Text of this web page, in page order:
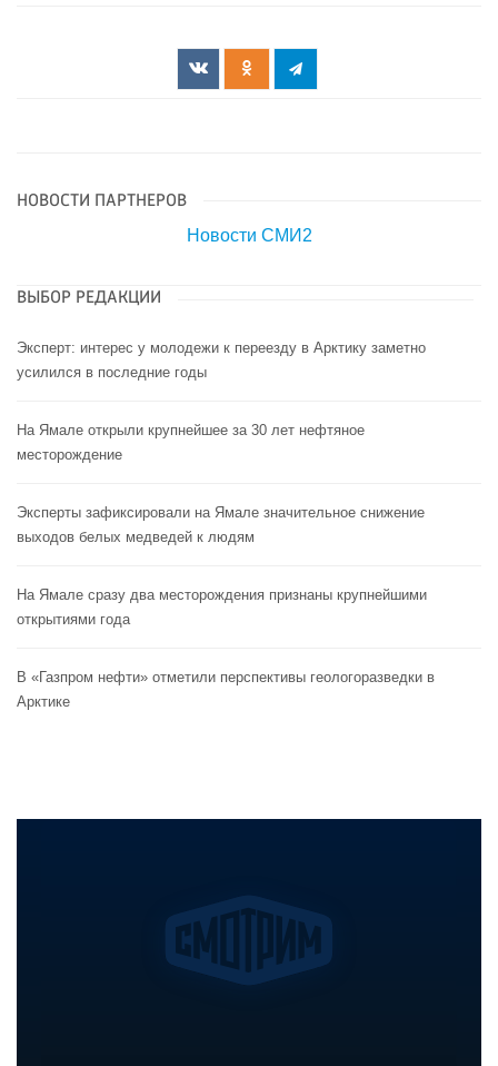
НОВОСТИ ПАРТНЕРОВ
Новости СМИ2
ВЫБОР РЕДАКЦИИ
Эксперт: интерес у молодежи к переезду в Арктику заметно
усилился в последние годы
На Ямале открыли крупнейшее за 30 лет нефтяное
месторождение
Эксперты зафиксировали на Ямале значительное снижение
выходов белых медведей к людям
На Ямале сразу два месторождения признаны крупнейшими
открытиями года
В «Газпром нефти» отметили перспективы геологоразведки в
Арктике